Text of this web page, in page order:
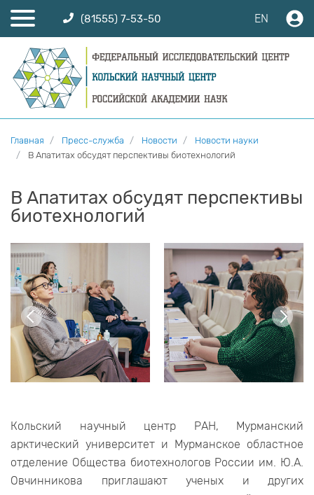
(81555) 7-53-50 EN
Главная Пресс-служба Новости
Новости науки
В Апатитах обсудят перспективы биотехнологий
В Апатитах обсудят перспективы
биотехнологий
Кольский научный центр РАН, Мурманский
арктический университет и Мурманское областное
отделение Общества биотехнологов России им. Ю.А.
Овчинникова приглашают ученых и других